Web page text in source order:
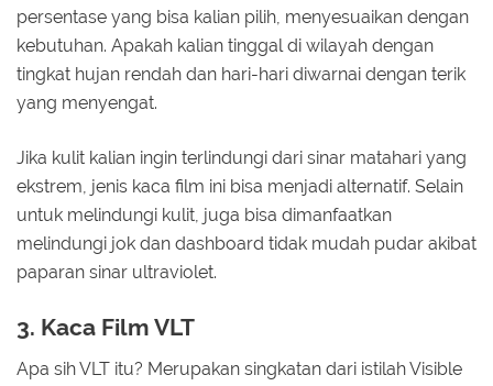
persentase yang bisa kalian pilih, menyesuaikan dengan
kebutuhan. Apakah kalian tinggal di wilayah dengan
tingkat hujan rendah dan hari-hari diwarnai dengan terik
yang menyengat.
Jika kulit kalian ingin terlindungi dari sinar matahari yang
ekstrem, jenis kaca film ini bisa menjadi alternatif. Selain
untuk melindungi kulit, juga bisa dimanfaatkan
melindungi jok dan dashboard tidak mudah pudar akibat
paparan sinar ultraviolet.
3. Kaca Film VLT
Apa sih VLT itu? Merupakan singkatan dari istilah Visible